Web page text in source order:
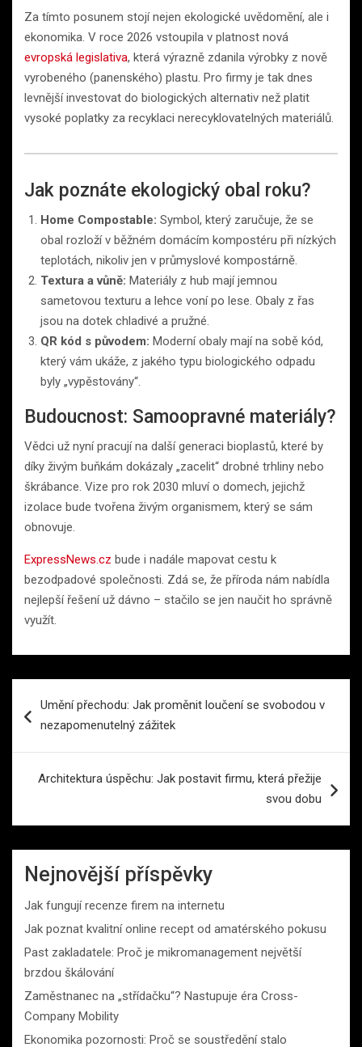
Za tímto posunem stojí nejen ekologické uvědomění, ale i
ekonomika. V roce 2026 vstoupila v platnost nová
evropská legislativa, která výrazně zdanila výrobky z nově
vyrobeného (panenského) plastu. Pro firmy je tak dnes
levnější investovat do biologických alternativ než platit
vysoké poplatky za recyklaci nerecyklovatelných materiálů.
Jak poznáte ekologický obal roku?
Home Compostable: Symbol, který zaručuje, že se
obal rozloží v běžném domácím kompostéru při nízkých
teplotách, nikoliv jen v průmyslové kompostárně.
Textura a vůně: Materiály z hub mají jemnou
sametovou texturu a lehce voní po lese. Obaly z řas
jsou na dotek chladivé a pružné.
QR kód s původem: Moderní obaly mají na sobě kód,
který vám ukáže, z jakého typu biologického odpadu
byly „vypěstovány“.
Budoucnost: Samoopravné materiály?
Vědci už nyní pracují na další generaci bioplastů, které by
díky živým buňkám dokázaly „zacelit“ drobné trhliny nebo
škrábance. Vize pro rok 2030 mluví o domech, jejichž
izolace bude tvořena živým organismem, který se sám
obnovuje.
ExpressNews.cz bude i nadále mapovat cestu k
bezodpadové společnosti. Zdá se, že příroda nám nabídla
nejlepší řešení už dávno – stačilo se jen naučit ho správně
využít.
proUmění přechodu: Jak proměnit loučení se svobodou v
nezapomenutelný zážitek
Architektura úspěchu: Jak postavit firmu, která přežije
svou dobu
Nejnovější příspěvky
Jak fungují recenze firem na internetu
Jak poznat kvalitní online recept od amatérského pokusu
Past zakladatele: Proč je mikromanagement největší
brzdou škálování
Zaměstnanec na „střídačku“? Nastupuje éra Cross-
Company Mobility
Ekonomika pozornosti: Proč se soustředění stalo